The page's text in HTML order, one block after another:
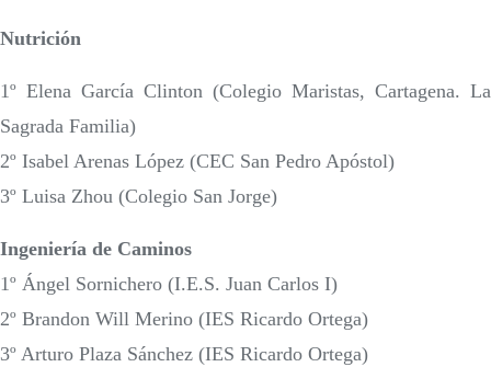
Nutrición
1º Elena García Clinton (Colegio Maristas, Cartagena. La
Sagrada Familia)
2º Isabel Arenas López (CEC San Pedro Apóstol)
3º Luisa Zhou (Colegio San Jorge)
Ingeniería de Caminos
1º Ángel Sornichero (I.E.S. Juan Carlos I)
2º Brandon Will Merino (IES Ricardo Ortega)
3º Arturo Plaza Sánchez (IES Ricardo Ortega)